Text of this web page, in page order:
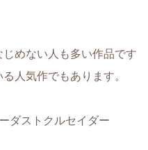
めない人も多い作品です
人気作でもあります。
ダストクルセイダー